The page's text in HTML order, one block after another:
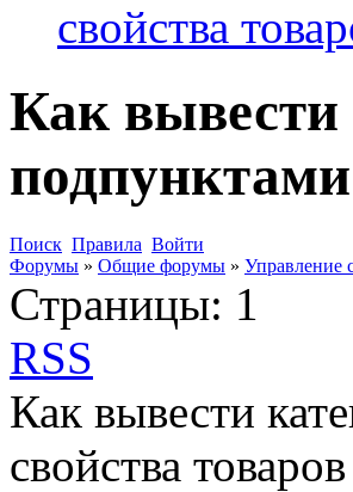
свойства
Как вывести
подпунктами
Поиск Правила Войти
Форумы » Общие форумы » Управление
Страницы: 1
RSS
Как вывести
свойства товаров